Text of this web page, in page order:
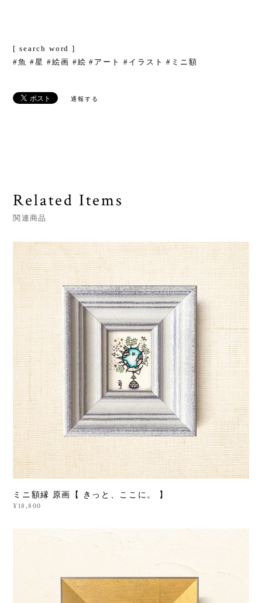
[ search word ]
#魚 #星 #絵画 #絵 #アート #イラスト #ミニ額
通報する
Related Items
関連商品
ミニ額縁 原画【 きっと、ここに。 】
¥18,800